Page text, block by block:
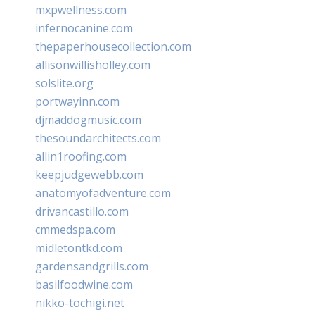
mxpwellness.com
infernocanine.com
thepaperhousecollection.com
allisonwillisholley.com
solslite.org
portwayinn.com
djmaddogmusic.com
thesoundarchitects.com
allin1roofing.com
keepjudgewebb.com
anatomyofadventure.com
drivancastillo.com
cmmedspa.com
midletontkd.com
gardensandgrills.com
basilfoodwine.com
nikko-tochigi.net